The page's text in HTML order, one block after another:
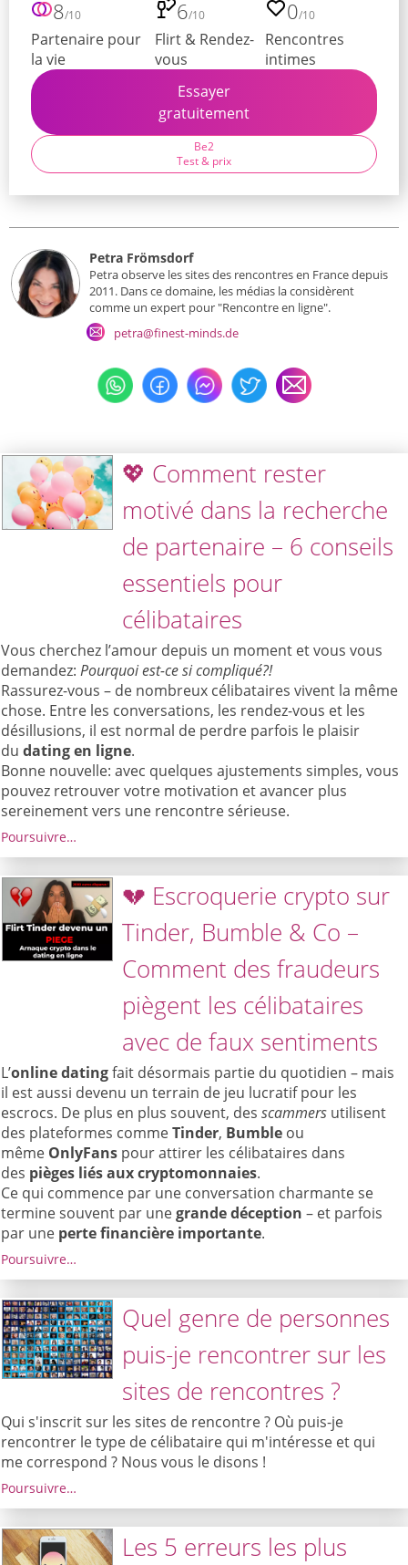
8/10
Partenaire pour
la vie
6/10
Flirt & Rendez-
vous
0/10
Rencontres
intimes
Essayer
gratuitement
Be2
Test & prix
Petra Frömsdorf
Petra observe les sites des rencontres en France depuis
2011. Dans ce domaine, les médias la considèrent
comme un expert pour "Rencontre en ligne".
petra@finest-minds.de
💖 Comment rester
motivé dans la recherche
de partenaire – 6 conseils
essentiels pour
célibataires
Vous cherchez l’amour depuis un moment et vous vous
demandez: Pourquoi est-ce si compliqué?!
Rassurez-vous – de nombreux célibataires vivent la même
chose. Entre les conversations, les rendez-vous et les
désillusions, il est normal de perdre parfois le plaisir
du dating en ligne.
Bonne nouvelle: avec quelques ajustements simples, vous
pouvez retrouver votre motivation et avancer plus
sereinement vers une rencontre sérieuse.
Poursuivre…
💔 Escroquerie crypto sur
Tinder, Bumble & Co –
Comment des fraudeurs
piègent les célibataires
avec de faux sentiments
L’online datingfait désormais partie du quotidien – mais
il est aussi devenu un terrain de jeu lucratif pour les
escrocs. De plus en plus souvent, des scammers utilisent
des plateformes commeTinder, Bumble ou
même OnlyFans pour attirer les célibataires dans
des pièges liés aux cryptomonnaies.
Ce qui commence par une conversation charmante se
termine souvent par unegrande déception – et parfois
par une perte financière importante.
Poursuivre…
Quel genre de personnes
puis-je rencontrer sur les
sites de rencontres ?
Qui s'inscrit sur les sites de rencontre ? Où puis-je
rencontrer le type de célibataire qui m'intéresse et qui
me correspond ? Nous vous le disons !
Poursuivre…
Les 5 erreurs les plus